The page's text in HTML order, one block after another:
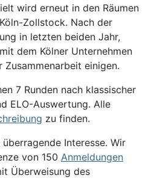
wird erneut in den Räumen
Zollstock. Nach der
in letzten beiden Jahr,
dem Kölner Unternehmen
einigen.
7 Runden nach klassischer
ELO-Auswertung. Alle
zu finden.
Interesse. Wir
von 150 Anmeldungen
Überweisung des